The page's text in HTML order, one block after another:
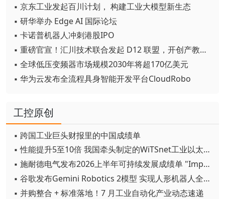
▪ 京东工业发起百川计划， 构建工业大模型新生态
▪ 研华举办 Edge AI 国际论坛
▪ 卡诺普机器人冲刺港股IPO
▪ 重磅官宣！汇川技术联合发起 D12 联盟，开创产教融合新范式
▪ 全球低压变频器市场规模2030年将超170亿美元
▪ 华为云发布全流程具身智能开发平台CloudRobo
工控原创
▪ 跨国工业巨头财报里的中国成绩单
▪ 性能提升5至10倍 我国牵头制定的WiTSnet工业以太网国际标准正式发布
▪ 施耐德电气发布2026上半年可持续发展成绩单 "Impact 2030"路线图开局稳健
▪ 谷歌发布Gemini Robotics 2模型 实现人形机器人全身智能控制突破
▪ 并购整合 + 标准落地！7 月工业自动化产业动态速递